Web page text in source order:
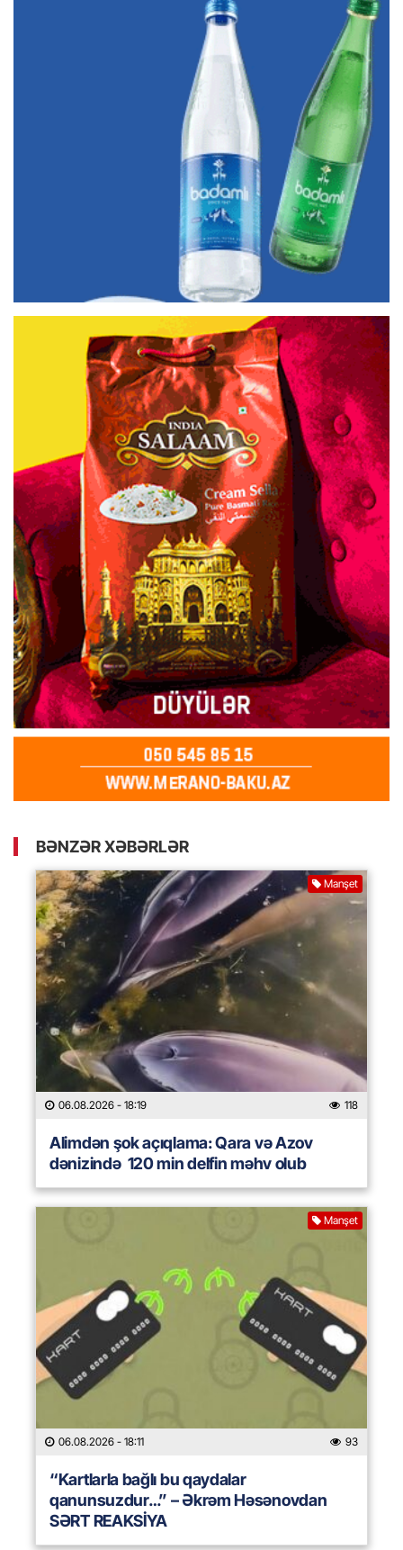
BƏNZƏR XƏBƏRLƏR
Manşet
06.08.2026 - 18:19 118
Alimdən şok açıqlama: Qara və Azov
dənizində 120 min delfin məhv olub
Manşet
06.08.2026 - 18:11 93
“Kartlarla bağlı bu qaydalar
qanunsuzdur…” – Əkrəm Həsənovdan
SƏRT REAKSİYA